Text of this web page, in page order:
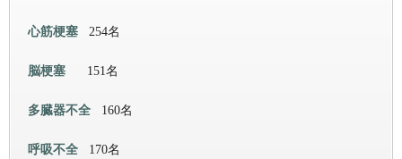
心筋梗塞 254名
脳梗塞 151名
多臓器不全 160名
呼吸不全 170名